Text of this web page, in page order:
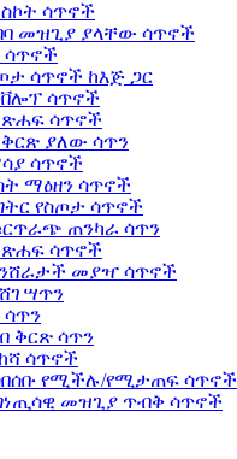
ሳጥኖች
መዝጊያ ያላቸው ሳጥኖች
ሳጥኖች
ሳጥኖች ከእጅ ጋር
ሳጥኖች
ሳጥኖች
ቅርጽ ያለው ሳጥን
ሳጥኖች
ማዕዘን ሳጥኖች
የስጦታ ሳጥኖች
ጠንካራ ሳጥን
ሳጥኖች
መያዣ ሳጥኖች
ሣጥን
ሳጥን
ቅርጽ ሳጥን
ሳጥኖች
የሚችሉ/የሚታጠፍ ሳጥኖች
መዝጊያ ጥብቅ ሳጥኖች